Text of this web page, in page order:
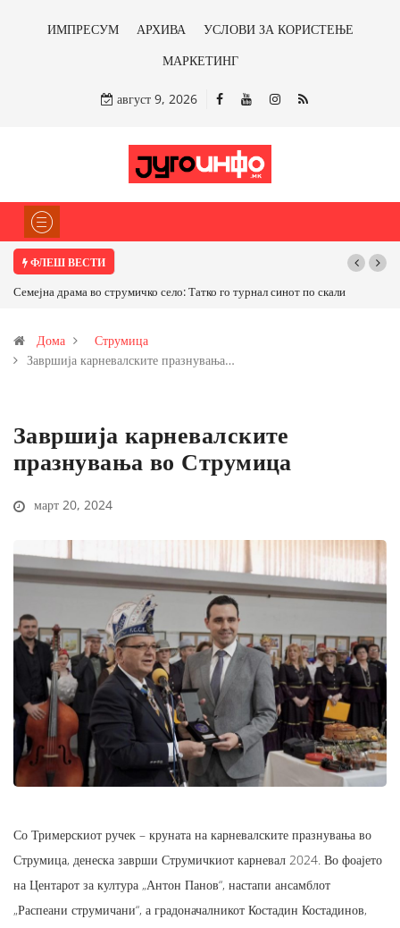
ИМПРЕСУМ АРХИВА
УСЛОВИ ЗА КОРИСТЕЊЕ
МАРКЕТИНГ
август 9, 2026
ФЛЕШ ВЕСТИ
ТРАМП НАРЕДИ ВОЈСКАТА ДА КОРИСТИ МЕТАЛИ САМО ОД
бакарот од Иловица и со антимонот?
Дома
Струмица
Завршија карневалските празнувања…
Завршија карневалските
празнувања во Струмица
март 20, 2024
Со Тримерскиот ручек – круната на карневалските празнувања во
Струмица, денеска заврши Струмичкиот карневал 2024. Во фоајето
на Центарот за култура „Антон Панов“, настапи ансамблот
„Распеани струмичани“, а градоначалникот Костадин Костадинов,